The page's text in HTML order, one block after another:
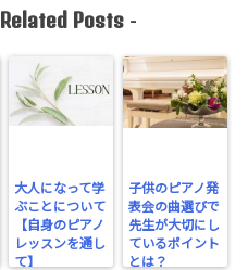
Related Posts-
大人になって学
ぶことについて
【自身のピアノ
レッスンを通し
て】
子供のピアノ発
表会の曲選びで
先生が大切にし
ているポイント
とは？